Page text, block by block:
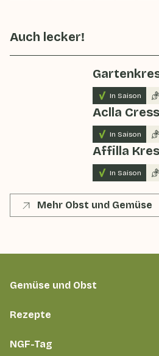
Auch lecker!
In Saison
Aclla
In Saison
Affilla
In Saison
Mehr Obst und Gemüse
Gemüse und Obst
Rezepte
NGF-Tag